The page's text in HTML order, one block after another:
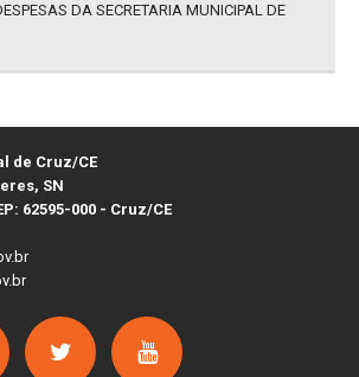
DA SECRETARIA MUNICIPAL DE
de Cruz/CE
SN
62595-000 - Cruz/CE